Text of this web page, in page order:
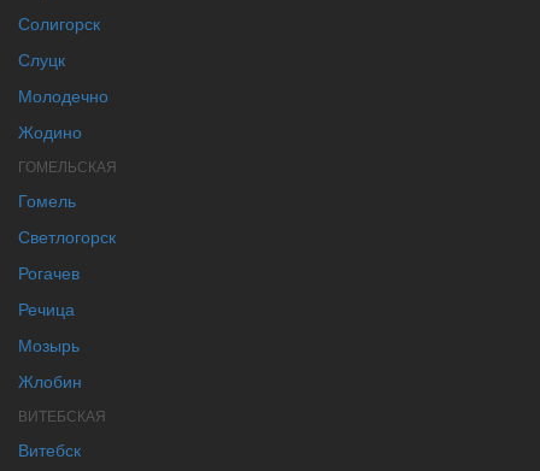
Солигорск
Слуцк
Молодечно
Жодино
ГОМЕЛЬСКАЯ
Гомель
Светлогорск
Рогачев
Речица
Мозырь
Жлобин
ВИТЕБСКАЯ
Витебск